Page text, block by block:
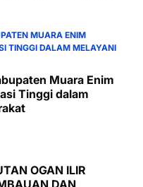
MUARA ENIM
TINGGI DALAM MELAYANI
Muara Enim
Tinggi dalam
OGAN ILIR
DAN